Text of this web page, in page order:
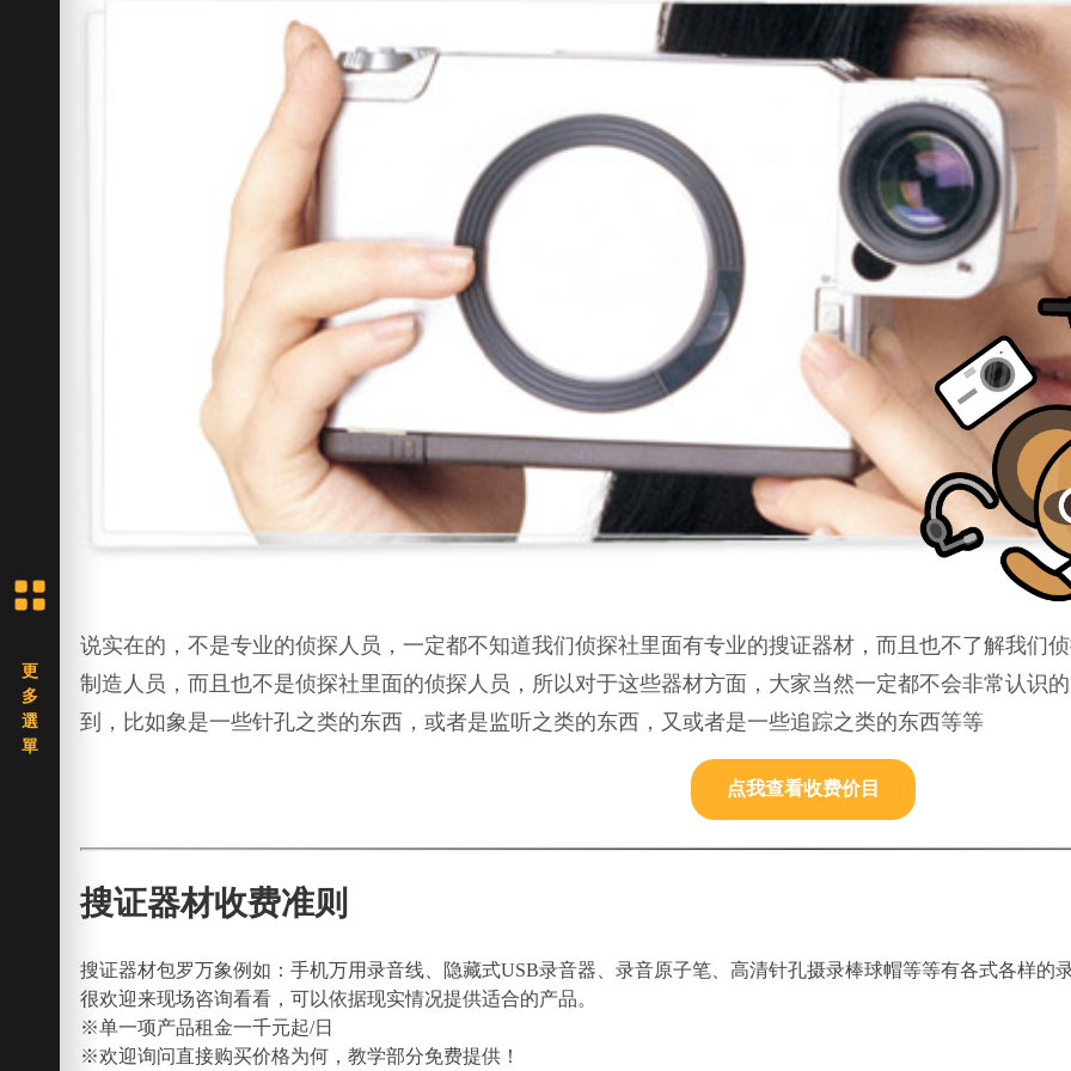
说实在的，不是专业的侦探人员，一定都不知道我们侦探社里面有专业的搜证器材，而且也不了解我们
制造人员，而且也不是侦探社里面的侦探人员，所以对于这些器材方面，大家当然一定都不会非常认识
到，比如象是一些针孔之类的东西，或者是监听之类的东西，又或者是一些追踪之类的东西等等
点我查看收费价目
搜证器材收费准则
搜证器材包罗万象例如：手机万用录音线、隐藏式USB录音器、录音原子笔、高清针孔摄录棒球帽等等有各式各样的
很欢迎来现场咨询看看，可以依据现实情况提供适合的产品。
※单一项产品租金一千元起/日
※欢迎询问直接购买价格为何，教学部分免费提供！